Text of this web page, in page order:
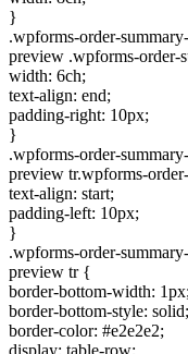
}
.wpforms-order-
preview .wpforms-order-
width: 6ch;
text-align: end;
padding-right: 10px;
}
.wpforms-order-
preview tr.wpforms-
text-align: start;
padding-left: 10px;
}
.wpforms-order-
preview tr {
border-bottom-width: 1px;
border-bottom-style: solid;
border-color: #e2e2e2;
display: table-row;